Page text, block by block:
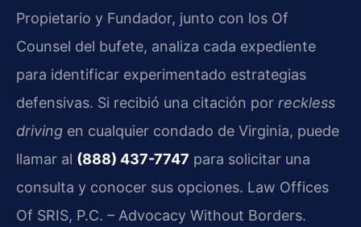
Propietario y Fundador, junto con los Of
Counsel del bufete, analiza cada expediente
para identificar experimentado estrategias
defensivas. Si recibió una citación por reckless
driving en cualquier condado de Virginia, puede
llamar al (888) 437-7747 para solicitar una
consulta y conocer sus opciones. Law Offices
Of SRIS, P.C. – Advocacy Without Borders.